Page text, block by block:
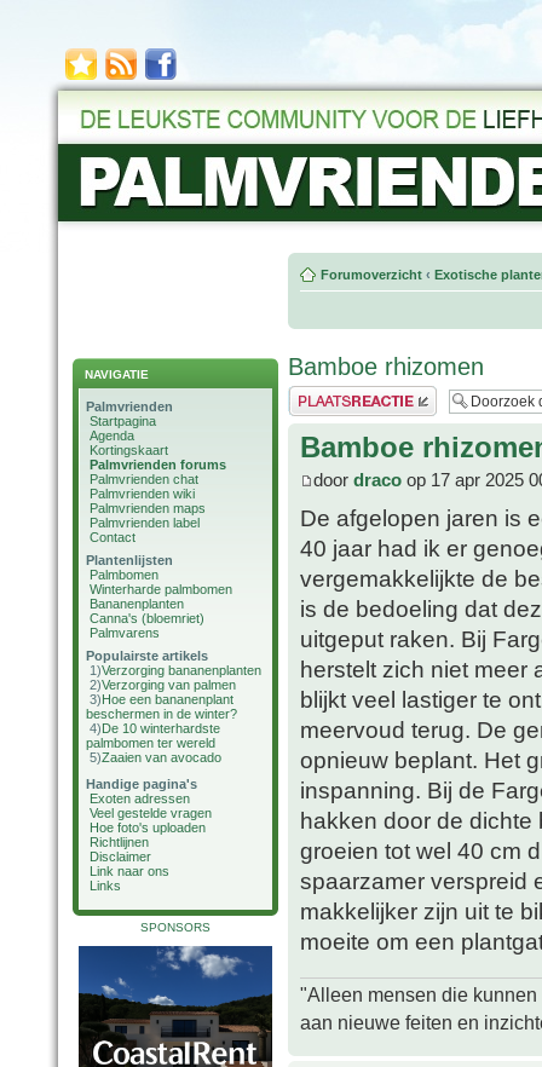
NAVIGATIE
Palmvrienden
Startpagina
Agenda
Kortingskaart
Palmvrienden forums
Palmvrienden chat
Palmvrienden wiki
Palmvrienden maps
Palmvrienden label
Contact
Plantenlijsten
Palmbomen
Winterharde palmbomen
Bananenplanten
Canna's (bloemriet)
Palmvarens
Populairste artikels
1)Verzorging bananenplanten
2)Verzorging van palmen
3)Hoe een bananenplant
beschermen in de winter?
4)De 10 winterhardste
palmbomen ter wereld
5)Zaaien van avocado
Handige pagina's
Exoten adressen
Veel gestelde vragen
Hoe foto's uploaden
Richtlijnen
Disclaimer
Link naar ons
Links
SPONSORS
Forumoverzicht ‹ Exotische
Bamboe rhizomen
Plaats een reactie
Bamboe
door draco op 17 apr 2025
De afgelopen jaren is
40 jaar had ik er
vergemakkelijkte de
is de bedoeling dat
uitgeput raken. Bij
herstelt zich niet meer
blijkt veel lastiger te
meervoud terug. De
opnieuw beplant. Het
inspanning. Bij de
hakken door de dichte
groeien tot wel 40 cm
spaarzamer verspreid
makkelijker zijn uit te
moeite om een
"Alleen mensen die
aan nieuwe feiten en